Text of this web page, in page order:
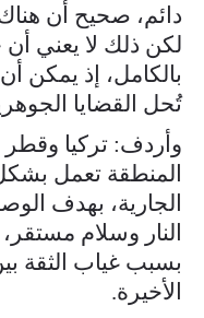
دائم، صحيح أن هناك
لكن ذلك لا يعني
بالكامل، إذ يمكن
تُحل القضايا
وأردف: تركيا
المنطقة تعمل
الجارية، بهدف
النار وسلام
بسبب غياب الثقة
الأخيرة.